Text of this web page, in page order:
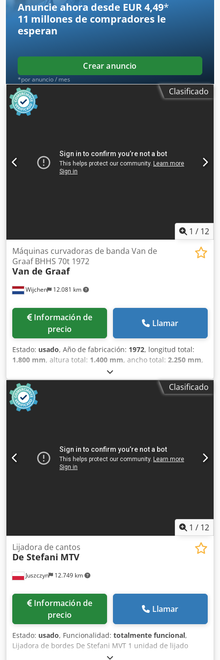
extracción 100 mm Dimensiones totales mm 2100 x 1600 x
1350 h Peso kg 950
Anuncie ahora desde EUR 4,49*
11 millones de compradores le
esperan
Crear anuncio
*por anuncio / mes
Clasificado
1 / 12
Wijchen 12.081 km
Máquinas curvadoras de banda Van de
Graaf BHHS 70t 1972
Van de Graaf
Información de
precio
Llamar
Estado: usado, Año de fabricación: 1972, longitud total:
1.800 mm, altura total: 1.400 mm, ancho total: 2.250 mm,
Color: Verde Peso en vacío: 2000 kg Precio: Consultar - Año
de fabricación: 1972 - Documentación disponible: No -
Certificado CE: No - Sistema de control: Convencional -
Dimensiones de transporte: 1800 mm x 2250 mm x 1400
mm (largo x ancho x alto) - Peso de transporte [kg]: 2000 kg
las empresas Dcedpfjzm N Riex Agdek Entrega y
aceptación de vehículos usados posibles en cualquier
momento para todos los productos de la industria Lukas
Clasificado
1 / 12
Juszczyn 12.749 km
Lijadora de cantos
De Stefani MTV
Información de
precio
Llamar
Estado: usado, Funcionalidad: totalmente funcional,
Lijadora de bordes De Stefani MVT 1 unidad de lijado
Altura máxima de la pieza: 100 mm Motor de la unidad de